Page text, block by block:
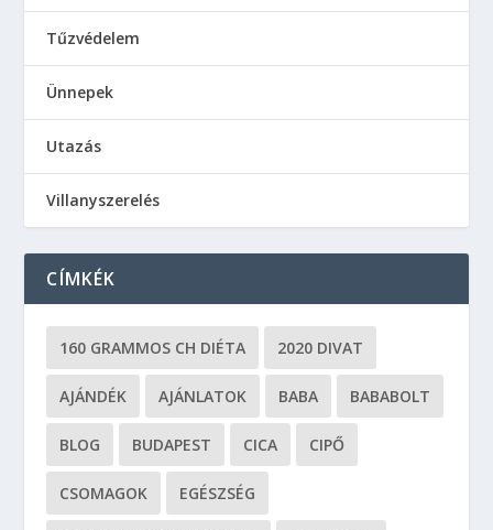
Tűzvédelem
Ünnepek
Utazás
Villanyszerelés
CÍMKÉK
160 GRAMMOS CH DIÉTA 2020 DIVAT
AJÁNDÉK AJÁNLATOK BABA BABABOLT
BLOG BUDAPEST CICA CIPŐ
CSOMAGOK EGÉSZSÉG